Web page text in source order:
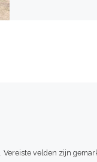
Vereiste velden zijn